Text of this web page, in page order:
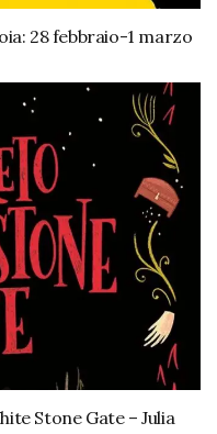
28 febbraio-1 marzo
Stone Gate – Julia